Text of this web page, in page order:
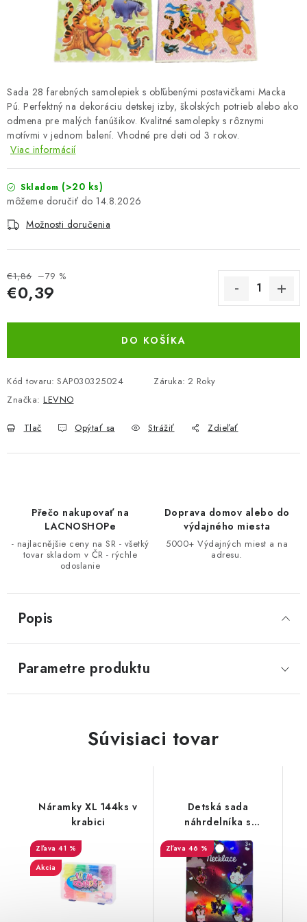
TOTÁLNA LIKVIDÁCIA
ŠPORT A OUTDOOR
DROGÉRIA A KOZMETIKA
PRODUKTY HISTORICKE BEZ ZASOBY
K ZALISTOVÁNÍ NEBO VYMAZÁNÍ
BEZ ZÁSOBY, K VYŘAZENÍ (VČ. XD)
OBLEČENÍ A MÓDA
DROGERIE A KOSMETIKA
DÍLNA A STAVBA
LETNÝ VÝPREDAJ
LacnoBlog Prečo je tu LACNO?
Kontakty, O nás
Dopravné a Platby
Vratky a Reklamácie
Sada 28 farebných samolepiek s obľúbenými postavičkami Macka
Pú. Perfektný na dekoráciu detskej izby, školských potrieb alebo ako
odmena pre malých fanúšikov. Kvalitné samolepky s rôznymi
motívmi v jednom balení. Vhodné pre deti od 3 rokov.
Viac informácií
Skladom (>20 ks)
14.8.2026
Možnosti doručenia
€1,86 –79 %
€0,39
DO KOŠÍKA
Kód tovaru: SAP030325024 Záruka: 2 Roky
Značka: LEVNO
Tlač Opýtať sa Strážiť Zdieľať
Přečo nakupovať na
LACNOSHOPe
- najlacnějšie ceny na SR - všetký
tovar skladom v ČR - rýchle
odoslanie
Doprava domov alebo do
výdajného miesta
5000+ Výdajných miest a na
adresu.
Popis
Parametre produktu
Súvisiaci tovar
Náramky XL 144ks v
krabici
41 %
Akcia
Detská sada
náhrdelníka s
46 %